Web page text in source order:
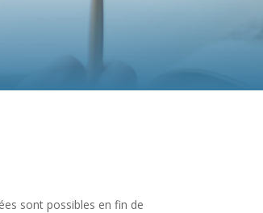
sont possibles en fin de